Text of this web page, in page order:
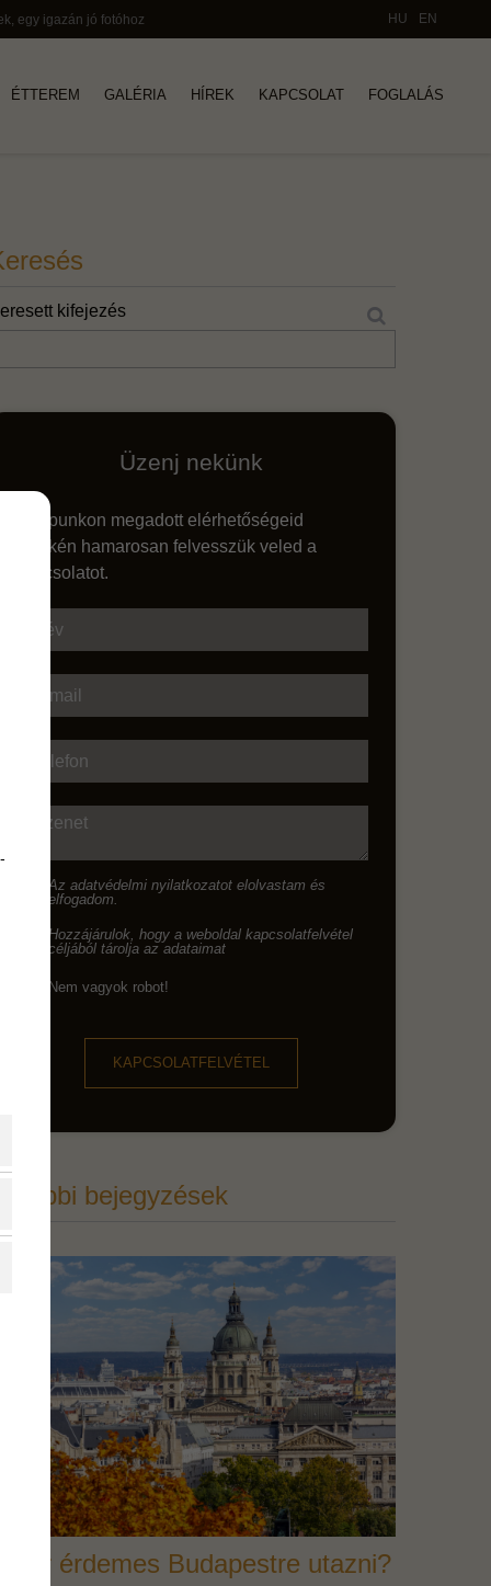
egy igazán jó fotóhoz HU EN
ÉTTEREM GALÉRIA HÍREK KAPCSOLAT FOGLALÁS
kifejezés
Üzenj nekünk
Űrlapunkon megadott elérhetőségeid
egyikén hamarosan felvesszük veled a
kapcsolatot.
Név
E-mail
Telefon
Üzenet
Az adatvédelmi nyilatkozatot elolvastam és
elfogadom.
Hozzájárulok, hogy a weboldal kapcsolatfelvétel
céljából tárolja az adataimat
Nem vagyok robot!
KAPCSOLATFELVÉTEL
bejegyzések
Mikor érdemes Budapestre utazni?